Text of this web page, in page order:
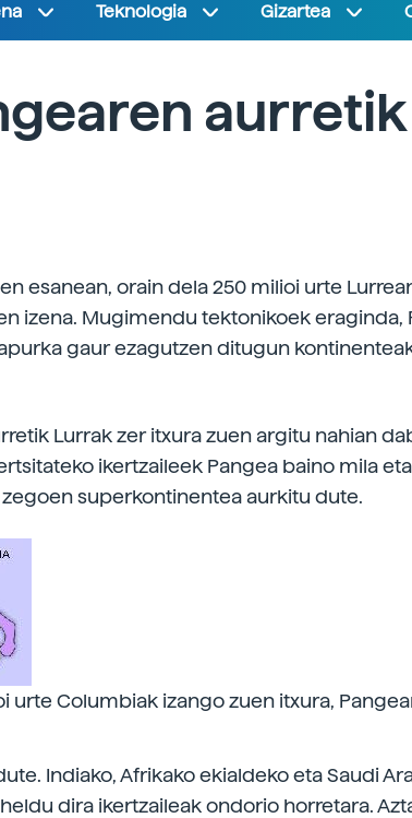
Teknologia Gizartea
aurretik
esanean, orain dela 250 milioi urte
izena. Mugimendu tektonikoek eraginda,
gaur ezagutzen ditugun
Lurrak zer itxura zuen argitu nahian
ikertzaileek Pangea baino mila
superkontinentea aurkitu dute.
urte Columbiak izango zuen itxura,
Indiako, Afrikako ekialdeko eta Saudi
dira ikertzaileak ondorio horretara.